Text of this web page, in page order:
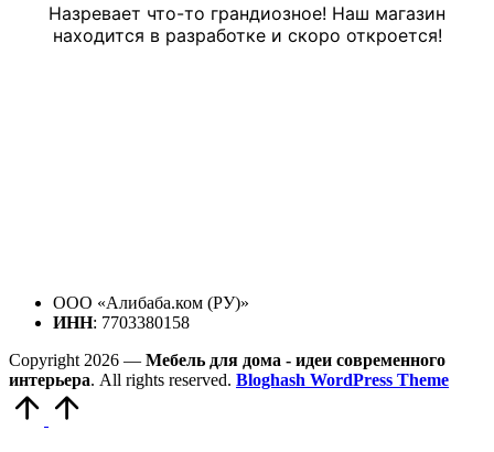
Назревает что-то грандиозное! Наш магазин
находится в разработке и скоро откроется!
ООО «Алибаба.ком (РУ)»
ИНН: 7703380158
Copyright 2026 — Мебель для дома - идеи современного
интерьера. All rights reserved. Bloghash WordPress Theme